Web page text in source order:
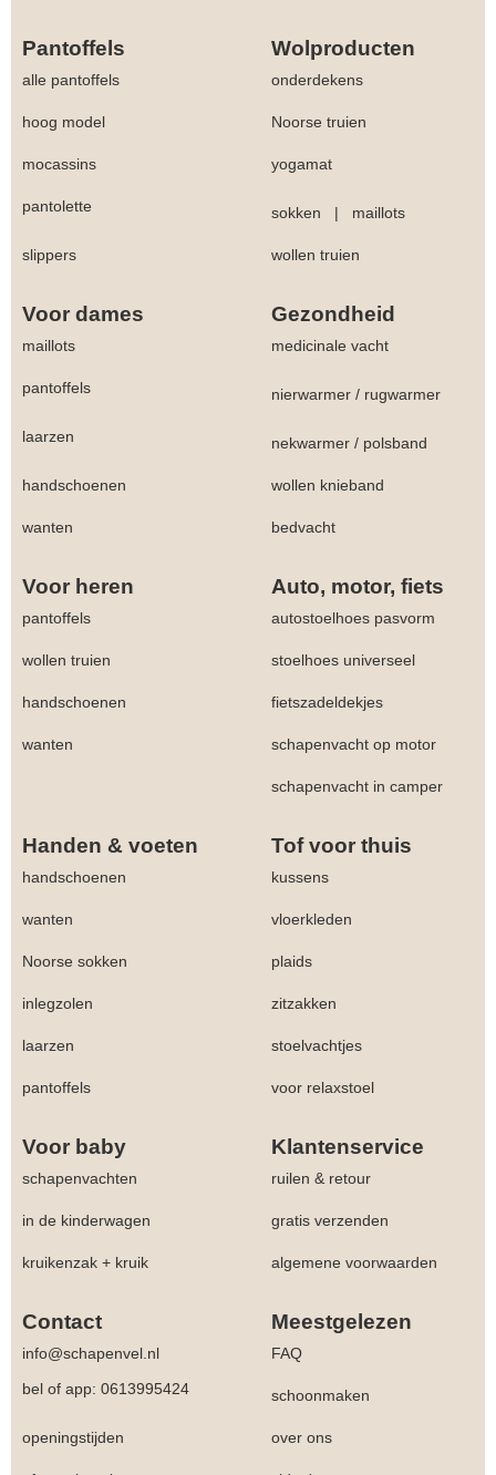
Pantoffels Wolproducten
alle pantoffels onderdekens
hoog model Noorse truien
mocassins yogamat
pantolette sokken | maillots
slippers wollen truien
Voor dames Gezondheid
maillots medicinale vacht
pantoffels nierwarmer / rugwarmer
laarzen nekwarmer / polsband
handschoenen wollen knieband
wanten bedvacht
Voor heren Auto, motor, fiets
pantoffels autostoelhoes pasvorm
wollen truien stoelhoes universeel
handschoenen fietszadeldekjes
wanten schapenvacht op motor
schapenvacht in camper
Handen & voeten Tof voor thuis
handschoenen kussens
wanten vloerkleden
Noorse sokken plaids
inlegzolen zitzakken
laarzen stoelvachtjes
pantoffels voor relaxstoel
Voor baby Klantenservice
schapenvachten ruilen & retour
in de kinderwagen gratis verzenden
kruikenzak + kruik algemene voorwaarden
Contact Meestgelezen
info@schapenvel.nl
FAQ
bel of app: 0613995424
schoonmaken
openingstijden over ons